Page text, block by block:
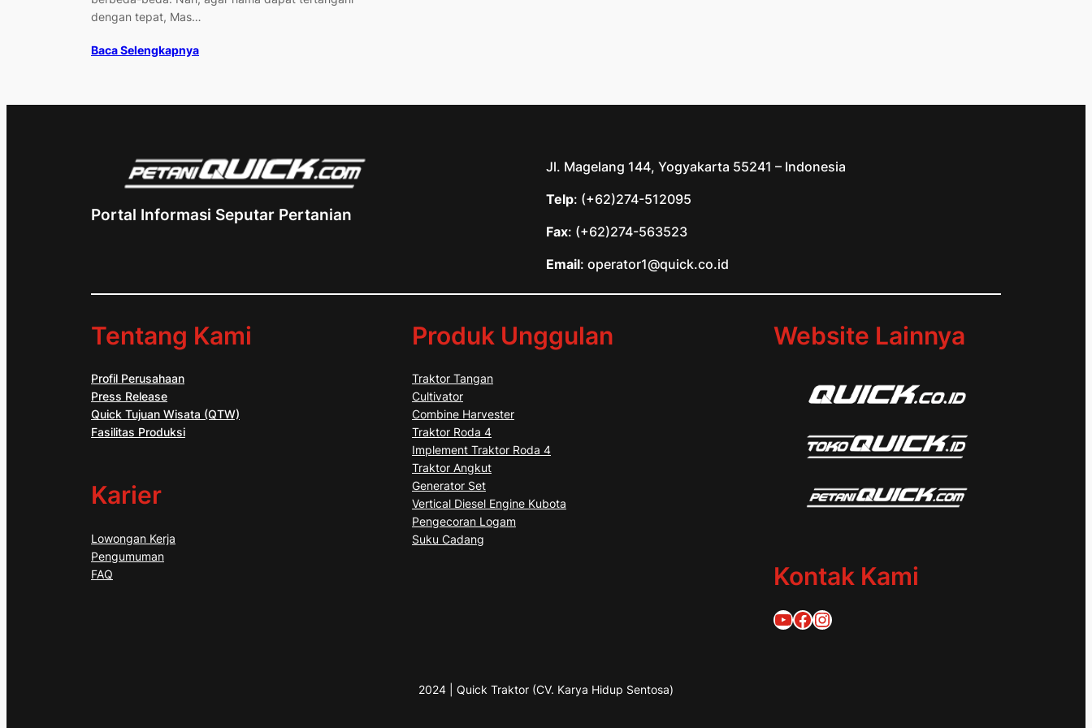
dengan tepat, Mas…
Baca Selengkapnya
Portal Informasi Seputar Pertanian
Jl. Magelang 144, Yogyakarta 55241 – Indonesia
Telp: (+62)274-512095
Fax: (+62)274-563523
Email: operator1@quick.co.id
Tentang Kami
Profil Perusahaan
Press Release
Quick Tujuan Wisata (QTW)
Fasilitas Produksi
Karier
Lowongan Kerja
Pengumuman
FAQ
Produk Unggulan
Traktor Tangan
Cultivator
Combine Harvester
Traktor Roda 4
Implement Traktor Roda 4
Traktor Angkut
Generator Set
Vertical Diesel Engine Kubota
Pengecoran Logam
Suku Cadang
Website Lainnya
Kontak Kami
Quick Traktor
Traktor Quick 1953@quicktraktor
2024 | Quick Traktor (CV. Karya Hidup Sentosa)